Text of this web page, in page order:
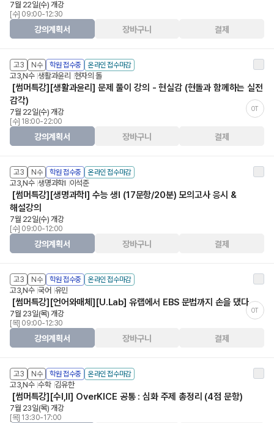
7월 22일(수) 개강
[수] 09:00-12:30
강의계획서 장바구니 결제
고3 N수 학원 접수중 온라인 접수마감
고3,N수 생활과윤리 현자의 돌
[썸머특강][생활과윤리] 문제 풀이 강의 - 현실감 (현돌과 함께하는 실전
감각)
OT
7월 22일(수) 개강
[수] 18:00-22:00
강의계획서 장바구니 결제
고3 N수 학원 접수중 온라인 접수마감
고3,N수 생명과학Ⅰ 이석준
[썸머특강][생명과학Ⅰ] 수능 생I (17문항/20분) 모의고사 응시 &
해설강의
7월 22일(수) 개강
[수] 09:00-12:00
강의계획서 장바구니 결제
고3 N수 학원 접수중 온라인 접수마감
고3,N수 국어 유민
[썸머특강][언어와매체][U.Lab] 유랩에서 EBS 문법까지 손을 댔다
OT
7월 23일(목) 개강
[목] 09:00-12:30
강의계획서 장바구니 결제
고3 N수 학원 접수중 온라인 접수마감
고3,N수 수학 김유한
[썸머특강][수Ⅰ,Ⅱ] OverKICE 공통 : 심화 주제 총정리 (4점 문항)
7월 23일(목) 개강
[목] 13:30-17:00